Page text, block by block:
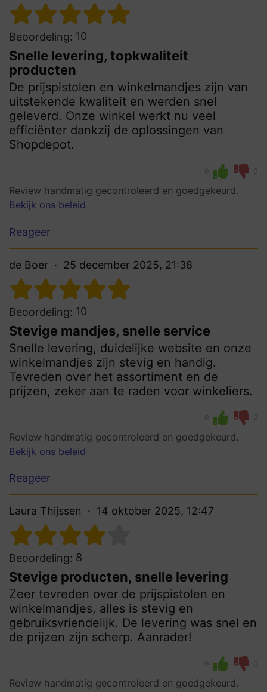
Beoordeling: 10
Snelle levering, topkwaliteit
producten
De prijspistolen en winkelmandjes zijn van
uitstekende kwaliteit en werden snel
geleverd. Onze winkel werkt nu veel
efficiënter dankzij de oplossingen van
Shopdepot.
0 0
Review handmatig gecontroleerd en goedgekeurd.
Bekijk ons beleid
Reageer
de Boer 25 december 2025, 21:38
Beoordeling: 10
Stevige mandjes, snelle service
Snelle levering, duidelijke website en onze
winkelmandjes zijn stevig en handig.
Tevreden over het assortiment en de
prijzen, zeker aan te raden voor winkeliers.
0 0
Review handmatig gecontroleerd en goedgekeurd.
Bekijk ons beleid
Reageer
Laura Thijssen 14 oktober 2025, 12:47
Beoordeling: 8
Stevige producten, snelle levering
Zeer tevreden over de prijspistolen en
winkelmandjes, alles is stevig en
gebruiksvriendelijk. De levering was snel en
de prijzen zijn scherp. Aanrader!
0 0
Review handmatig gecontroleerd en goedgekeurd.